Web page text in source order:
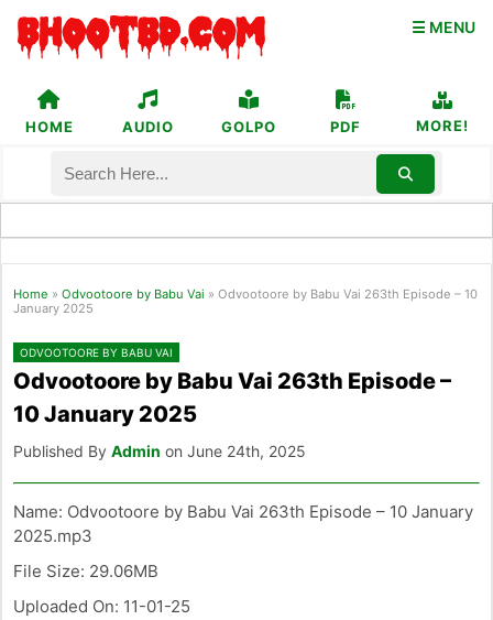
☰ MENU
HOME AUDIO GOLPO PDF MORE!
Home » Odvootoore by Babu Vai » Odvootoore by Babu Vai 263th Episode – 10
January 2025
ODVOOTOORE BY BABU VAI
Odvootoore by Babu Vai 263th Episode –
10 January 2025
Published By Admin on June 24th, 2025
Name: Odvootoore by Babu Vai 263th Episode – 10 January
2025.mp3
File Size: 29.06MB
Uploaded On: 11-01-25